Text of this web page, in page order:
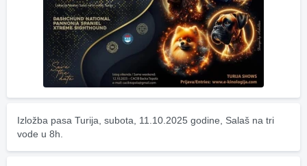
Izložba pasa Turija, subota, 11.10.2025 godine, Salaš na tri
vode u 8h.